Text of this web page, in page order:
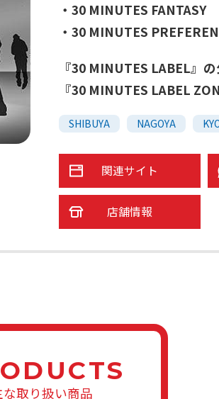
・30 MINUTES FANTASY
・30 MINUTES
『30 MINUTES LABEL』
『30 MINUTES LABEL
SHIBUYA NAGOYA
関連サイト
店舗情報
な取り扱い商品